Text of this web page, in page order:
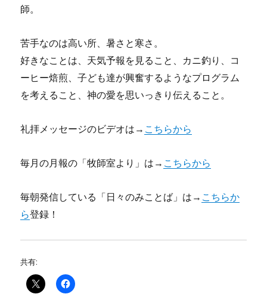
師。
苦手なのは高い所、暑さと寒さ。
好きなことは、天気予報を見ること、カニ釣り、コ
ーヒー焙煎、子ども達が興奮するようなプログラム
を考えること、神の愛を思いっきり伝えること。
礼拝メッセージのビデオは→ こちらから
毎月の月報の「牧師室より」は→ こちらから
毎朝発信している「日々のみことば」は→ こちらか
ら登録！
共有: